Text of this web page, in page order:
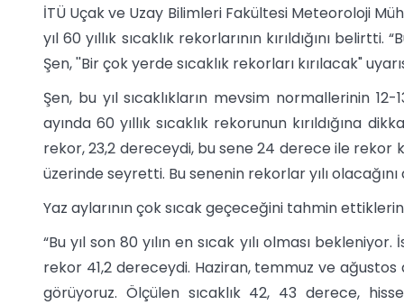
İTÜ Uçak ve Uzay Bilimleri Fakültesi Meteoroloji
yıl 60 yıllık sıcaklık rekorlarının kırıldığını
Şen, ''Bir çok yerde sıcaklık rekorları kırılacak"
Şen, bu yıl sıcaklıkların mevsim normallerinin
ayında 60 yıllık sıcaklık rekorunun kırıldığına
rekor, 23,2 dereceydi, bu sene 24 derece ile rekor
üzerinde seyretti. Bu senenin rekorlar yılı
Yaz aylarının çok sıcak geçeceğini tahmin
“Bu yıl son 80 yılın en sıcak yılı olması
rekor 41,2 dereceydi. Haziran, temmuz ve ağustos
görüyoruz. Ölçülen sıcaklık 42, 43 derece,